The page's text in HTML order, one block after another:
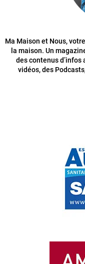
Ma Maison et Nous,
la maison. Un
des contenus
vidéos, des